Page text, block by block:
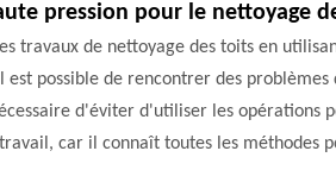
pression pour le nettoyage
travaux de nettoyage des toits en
possible de rencontrer des
d'éviter d'utiliser les opérations
car il connaît toutes les méthodes